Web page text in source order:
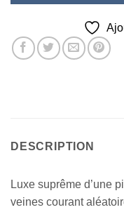
DESCRIPTION
Luxe suprême d’une
veines courant